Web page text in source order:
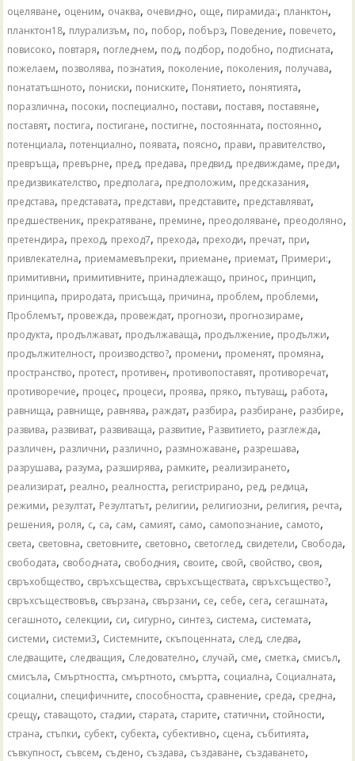
оцеляване, оценим, очаква, очевидно, още, пирамида:, планктон,
планктон18, плурализъм, по, побор, побърз, Поведение, повечето,
повисоко, повтаря, погледнем, под, подбор, подобно, подтисната,
пожелаем, позволява, познатия, поколение, поколения, получава,
понататъшното, пониски, пониските, Понятието, понятията,
поразлична, посоки, поспециално, постави, поставя, поставяне,
поставят, постига, постигане, постигне, постоянната, постоянно,
потенциала, потенциално, появата, поясно, прави, правителство,
превръща, превърне, пред, предава, предвид, предвиждаме, преди,
предизвикателство, предполага, предположим, предсказания,
представа, представата, представи, представите, представляват,
предшественик, прекратяване, премине, преодоляване, преодоляно,
претендира, преход, преход7, прехода, преходи, пречат, при,
привлекателна, приемамевъпреки, приемане, приемат, Примери:,
примитивни, примитивните, принадлежащо, принос, принцип,
принципа, природата, присъща, причина, проблем, проблеми,
Проблемът, провежда, провеждат, прогнози, прогнозираме,
продукта, продължават, продължаваща, продължение, продължи,
продължителност, производство?, промени, променят, промяна,
пространство, протест, противен, противопоставят, противоречат,
противоречие, процес, процеси, проява, пряко, пътуващ, работа,
равнища, равнище, равнява, раждат, разбира, разбиране, разбире,
развива, развиват, развиваща, развитие, Развитието, разглежда,
различен, различни, различно, размножаване, разрешава,
разрушава, разума, разширява, рамките, реализирането,
реализират, реално, реалността, регистрирано, ред, редица,
режими, резултат, Резултатът, религии, религиозни, религия, речта,
решения, роля, с, са, сам, самият, само, самопознание, самото,
света, световна, световните, световно, светоглед, свидетели, Свобода,
свободата, свободната, свободния, своите, свой, свойство, своя,
свръхобщество, свръхсъщества, свръхсъществата, свръхсъщество?,
свръхсъществовъв, свързана, свързани, се, себе, сега, сегашната,
сегашното, селекции, си, сигурно, синтез, система, системата,
системи, системи3, Системните, скъпоценната, след, следва,
следващите, следващия, Следователно, случай, сме, сметка, смисъл,
смисъла, Смъртността, смъртното, смъртта, социална, Социалната,
социални, специфичните, способността, сравнение, среда, средна,
срещу, ставащото, стадии, старата, старите, статични, стойности,
страна, стъпки, субект, субекта, субективно, сцена, събитията,
съвкупност, съвсем, съдено, създава, създаване, създаването,